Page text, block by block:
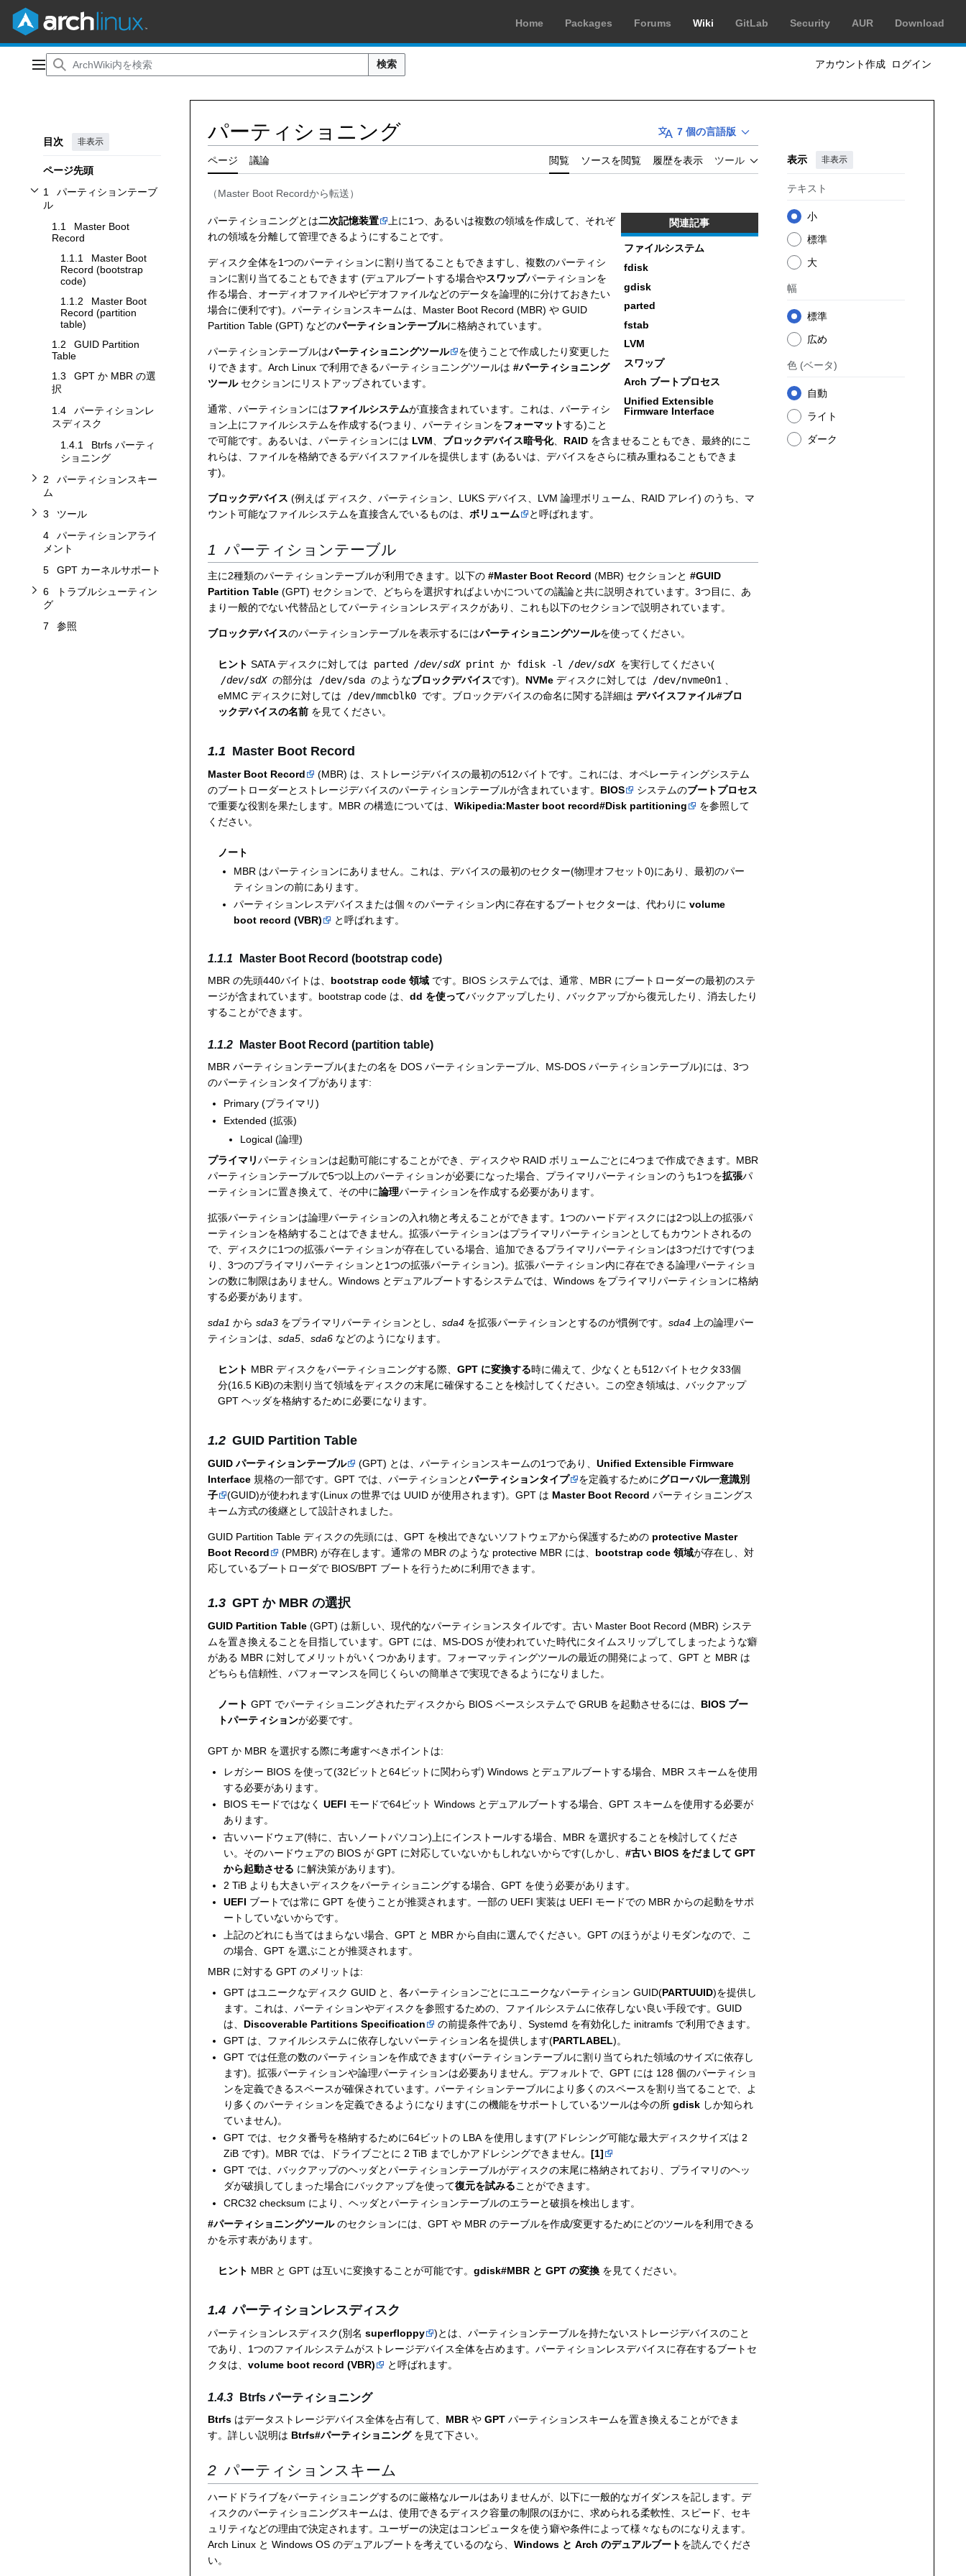
Home Packages Forums Wiki GitLab Security AUR Download
メインメニュー 検索 アカウント作成 ログイン
目次 非表示
ページ先頭
1
パーティションテーブ
ル
パーティションテーブルサブセクションを切り替えます
1.1
Master Boot
Record
1.1.1
Master Boot
Record (bootstrap
code)
1.1.2
Master Boot
Record (partition
table)
1.2
GUID Partition
Table
1.3
GPT か MBR の選
択
1.4
パーティションレ
スディスク
1.4.1
Btrfs パーティ
ショニング
2
パーティションスキー
ム
3 ツール
ツールサブセクションを切り替えます
4
パーティションアライ
メント
5
GPT カーネルサポート
6
トラブルシューティン
グ
トラブルシューティングサブセクションを切り替えます
7 参照
パーティショニング 7 個の言語版
ページ 議論 閲覧 ソースを閲覧 履歴を表示 ツール 表示 非表示
テキスト
小
標準
大
幅
標準
広め
色 (ベータ)
自動
ライト
ダーク
（Master Boot Recordから転送）
関連記事
ファイルシステム
fdisk
gdisk
parted
fstab
LVM
スワップ
Arch ブートプロセス
Unified Extensible
Firmware Interface
パーティショニングとは二次記憶装置
上に1つ、あるいは複数の領域を作成して、それぞ
れの領域を分離して管理できるようにすることです。
ディスク全体を1つのパーティションに割り当てることもできますし、複数のパーティシ
ョンに割り当てることもできます (デュアルブートする場合やスワップパーティションを
作る場合、オーディオファイルやビデオファイルなどのデータを論理的に分けておきたい
場合に便利です)。パーティションスキームは、Master Boot Record (MBR) や GUID
Partition Table (GPT) などのパーティションテーブルに格納されています。
パーティションテーブルはパーティショニングツール
を使うことで作成したり変更した
りできます。Arch Linux で利用できるパーティショニングツールは #パーティショニング
ツールセクションにリストアップされています。
通常、パーティションにはファイルシステムが直接含まれています。これは、パーティシ
ョン上にファイルシステムを作成する(つまり、パーティションをフォーマットする)こと
で可能です。あるいは、パーティションには LVM ブロックデバイス暗号化、 RAID を含ませることもでき、最終的にこ
れらは、ファイルを格納できるデバイスファイルを提供します (あるいは、デバイスをさらに積み重ねることもできま
す)。
ブロックデバイス (例えば ディスク、パーティション、LUKS デバイス、LVM 論理ボリューム、RAID アレイ) のうち、マ
ウント可能なファイルシステムを直接含んでいるものは、 ボリューム と呼ばれます。
パーティションテーブル
主に2種類のパーティションテーブルが利用できます。以下の #Master Boot Record (MBR) セクションと #GUID
Partition Table (GPT) セクションで、どちらを選択すればよいかについての議論と共に説明されています。3つ目に、あ
まり一般的でない代替品としてパーティションレスディスクがあり、これも以下のセクションで説明されています。
ブロックデバイスのパーティションテーブルを表示するにはパーティショニングツールを使ってください。
ヒント SATA ディスクに対しては parted /dev/sdXprint か fdisk -l /dev/sdX を実行してください(
/dev/sdX の部分は /dev/sda のようなブロックデバイスです)。 NVMeディスクに対しては /dev/nvme0n1
eMMC ディスクに対しては
/dev/mmcblk0 です。ブロックデバイスの命名に関する詳細はデバイスファイル#ブロ
ックデバイスの名前 を見てください。
Master Boot Record
Master Boot Record
(MBR) は、ストレージデバイスの最初の512バイトです。これには、オペレーティングシステム
のブートローダーとストレージデバイスのパーティションテーブルが含まれています。 BIOS システムのブートプロセス
で重要な役割を果たします。MBR の構造については、 Wikipedia:Master boot record#Disk partitioning
を参照して
ください。
ノート
MBR はパーティションにありません。これは、デバイスの最初のセクター(物理オフセット0)にあり、最初のパー
ティションの前にあります。
パーティションレスデバイスまたは個々のパーティション内に存在するブートセクターは、代わりにvolume
boot record (VBR)
と呼ばれます。
Master Boot Record (bootstrap code)
MBR の先頭440バイトは、 bootstrap code 領域 です。BIOS システムでは、通常、MBR にブートローダーの最初のステ
ージが含まれています。bootstrap code は、 dd を使ってバックアップしたり、バックアップから復元したり、消去したり
することができます。
Master Boot Record (partition table)
MBR パーティションテーブル(またの名を DOS パーティションテーブル、MS-DOS パーティションテーブル)には、3つ
のパーティションタイプがあります:
Primary (プライマリ)
Extended (拡張)
Logical (論理)
プライマリパーティションは起動可能にすることができ、ディスクや RAID ボリュームごとに4つまで作成できます。MBR
パーティションテーブルで5つ以上のパーティションが必要になった場合、プライマリパーティションのうち1つを拡張パ
ーティションに置き換えて、その中に論理パーティションを作成する必要があります。
拡張パーティションは論理パーティションの入れ物と考えることができます。1つのハードディスクには2つ以上の拡張パ
ーティションを格納することはできません。拡張パーティションはプライマリパーティションとしてもカウントされるの
で、ディスクに1つの拡張パーティションが存在している場合、追加できるプライマリパーティションは3つだけです(つま
り、3つのプライマリパーティションと1つの拡張パーティション)。拡張パーティション内に存在できる論理パーティショ
ンの数に制限はありません。Windows とデュアルブートするシステムでは、Windows をプライマリパーティションに格納
する必要があります。
sda1 から sda3 をプライマリパーティションとし、 sda4 を拡張パーティションとするのが慣例です。 sda4 上の論理パー
ティションは、 sda5 sda6 などのようになります。
ヒント MBR ディスクをパーティショニングする際、 GPT に変換する時に備えて、少なくとも512バイトセクタ33個
分(16.5 KiB)の未割り当て領域をディスクの末尾に確保することを検討してください。この空き領域は、バックアップ
GPT ヘッダを格納するために必要になります。
GUID Partition Table
GUID パーティションテーブル (GPT) とは、パーティションスキームの1つであり、 Unified Extensible Firmware
Interface 規格の一部です。GPT では、パーティションとパーティションタイプ を定義するためにグローバル一意識別
子
(GUID)が使われます(Linux の世界では UUID が使用されます)。GPT は Master Boot Record パーティショニングス
キーム方式の後継として設計されました。
GUID Partition Table ディスクの先頭には、GPT を検出できないソフトウェアから保護するための protective Master
Boot Record
(PMBR) が存在します。通常の MBR のような protective MBR には、 bootstrap code 領域が存在し、対
応しているブートローダで BIOS/BPT ブートを行うために利用できます。
GPT か MBR の選択
GUID Partition Table (GPT) は新しい、現代的なパーティションスタイルです。古い Master Boot Record (MBR) システ
ムを置き換えることを目指しています。GPT には、MS-DOS が使われていた時代にタイムスリップしてしまったような癖
がある MBR に対してメリットがいくつかあります。フォーマッティングツールの最近の開発によって、GPT と MBR は
どちらも信頼性、パフォーマンスを同じくらいの簡単さで実現できるようになりました。
ノート GPT でパーティショニングされたディスクから BIOS ベースシステムで GRUB を起動させるには、 BIOS ブー
トパーティションが必要です。
GPT か MBR を選択する際に考慮すべきポイントは:
レガシー BIOS を使って(32ビットと64ビットに関わらず) Windows とデュアルブートする場合、MBR スキームを使用
する必要があります。
BIOS モードではなくUEFI モードで64ビット Windows とデュアルブートする場合、GPT スキームを使用する必要が
あります。
古いハードウェア(特に、古いノートパソコン)上にインストールする場合、MBR を選択することを検討してくださ
い。そのハードウェアの BIOS が GPT に対応していないかもしれないからです(しかし、#古い BIOS をだまして GPT
から起動させる に解決策があります)。
2 TiB よりも大きいディスクをパーティショニングする場合、GPT を使う必要があります。
UEFI ブートでは常に GPT を使うことが推奨されます。一部の UEFI 実装は UEFI モードでの MBR からの起動をサポ
ートしていないからです。
上記のどれにも当てはまらない場合、GPT と MBR から自由に選んでください。GPT のほうがよりモダンなので、こ
の場合、GPT を選ぶことが推奨されます。
MBR に対する GPT のメリットは:
GPT はユニークなディスク GUID と、各パーティションごとにユニークなパーティション GUID(PARTUUID)を提供し
ます。これは、パーティションやディスクを参照するための、ファイルシステムに依存しない良い手段です。GUID
は、 Discoverable Partitions Specification
の前提条件であり、Systemd を有効化した initramfs で利用できます。
GPT は、ファイルシステムに依存しないパーティション名を提供します(PARTLABEL)。
GPT では任意の数のパーティションを作成できます(パーティションテーブルに割り当てられた領域のサイズに依存し
ます)。拡張パーティションや論理パーティションは必要ありません。デフォルトで、GPT には 128 個のパーティショ
ンを定義できるスペースが確保されています。パーティションテーブルにより多くのスペースを割り当てることで、よ
り多くのパーティションを定義できるようになります(この機能をサポートしているツールは今の所gdisk しか知られ
ていません)。
GPT では、セクタ番号を格納するために64ビットの LBA を使用します(アドレシング可能な最大ディスクサイズは 2
ZiB です)。MBR では、ドライブごとに 2 TiB までしかアドレシングできません。[1]
GPT では、バックアップのヘッダとパーティションテーブルがディスクの末尾に格納されており、プライマリのヘッ
ダが破損してしまった場合にバックアップを使って復元を試みることができます。
CRC32 checksum により、ヘッダとパーティションテーブルのエラーと破損を検出します。
#パーティショニングツールのセクションには、GPT や MBR のテーブルを作成/変更するためにどのツールを利用できる
かを示す表があります。
ヒント MBR と GPT は互いに変換することが可能です。 gdisk#MBR と GPT の変換 を見てください。
パーティションレスディスク
パーティションレスディスク(別名 superfloppy
)とは、パーティションテーブルを持たないストレージデバイスのこと
であり、1つのファイルシステムがストレージデバイス全体を占めます。パーティションレスデバイスに存在するブートセ
クタは、 volume boot record (VBR) と呼ばれます。
Btrfs パーティショニング
Btrfs はデータストレージデバイス全体を占有して、 MBR や GPT パーティションスキームを置き換えることができま
す。詳しい説明は Btrfs#パーティショニングを見て下さい。
パーティションスキーム
ハードドライブをパーティショニングするのに厳格なルールはありませんが、以下に一般的なガイダンスを記します。デ
ィスクのパーティショニングスキームは、使用できるディスク容量の制限のほかに、求められる柔軟性、スピード、セキ
ュリティなどの理由で決定されます。ユーザーの決定はコンピュータを使う癖や条件によって様々なものになりえます。
Arch Linux と Windows OS のデュアルブートを考えているのなら、 Windows と Arch のデュアルブートを読んでくださ
い。